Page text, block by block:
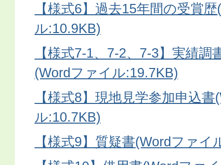
【様式6】過去15年間の受賞
ル:10.9KB)
【様式7-1、7-2、7-3】実績調
(Wordファイル:19.7KB)
【様式8】現地見学参加申込
ル:10.7KB)
【様式9】質疑書(Wordファイ